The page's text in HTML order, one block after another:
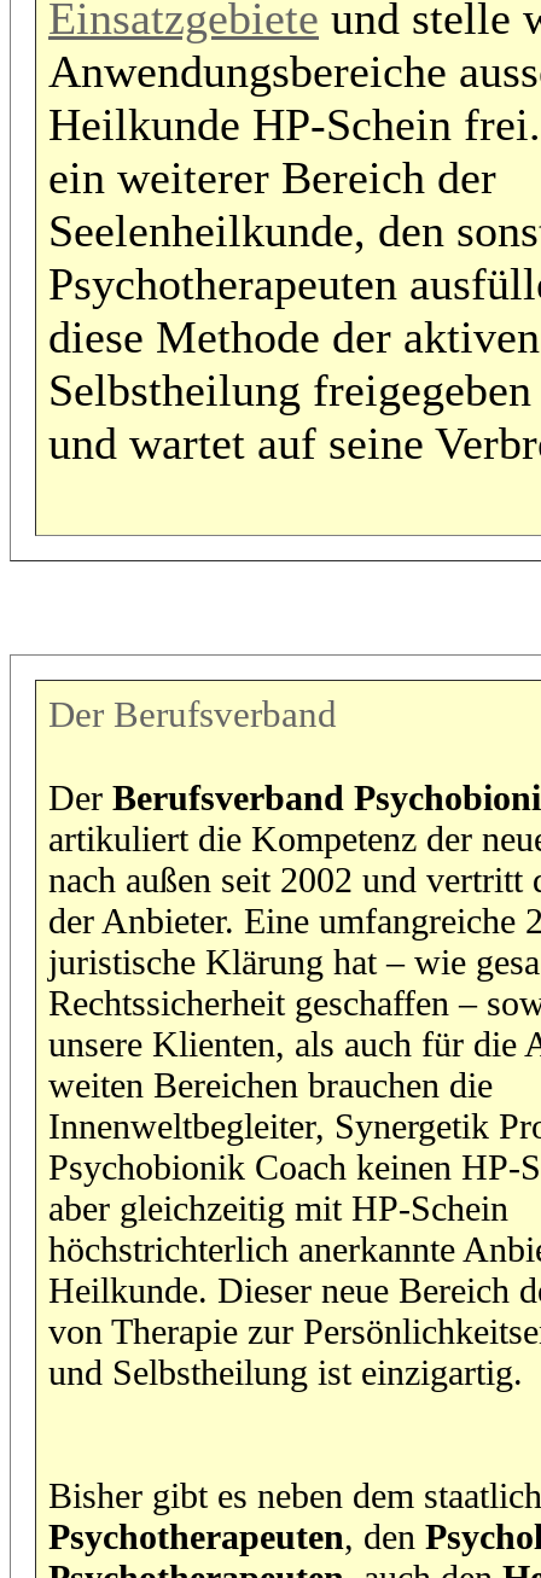
Einsatzgebiete und stelle
Anwendungsbereiche
Heilkunde HP-Schein
ein weiterer Bereich der
Seelenheilkunde, den
Psychotherapeuten
diese Methode der aktiven
Selbstheilung
und wartet auf seine
Der Berufsverband
Der Berufsverband
artikuliert die Kompetenz der
nach außen seit 2002 und vertritt
der Anbieter. Eine umfangreiche
juristische Klärung hat – wie
Rechtssicherheit geschaffen –
unsere Klienten, als auch für die
weiten Bereichen brauchen die
Innenweltbegleiter, Synergetik
Psychobionik Coach keinen HP-
aber gleichzeitig mit HP-Schein
höchstrichterlich anerkannte
Heilkunde. Dieser neue Bereich
von Therapie zur
und Selbstheilung ist einzigartig.
Bisher gibt es neben dem
Psychotherapeuten, den